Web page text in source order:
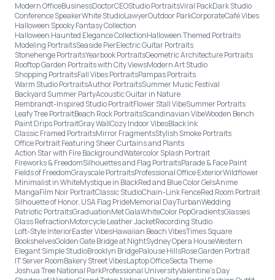
Modern OfficeBusinessDoctorCEOStudio PortraitsViral PackDark Studio
Conference SpeakerWhite StudioLawyerOutdoor ParkCorporateCafé Vibes
Halloween Spooky Fantasy Collection
Halloween Haunted Elegance CollectionHalloween Themed Portraits
Modeling PortraitsSeaside PierElectric Guitar Portraits
Stonehenge PortraitsYearbook PortraitsGeometric Architecture Portraits
Rooftop Garden Portraits with City ViewsModern Art Studio
Shopping PortraitsFall Vibes PortraitsPampas Portraits
Warm Studio PortraitsAuthor PortraitsSummer Music Festival
Backyard Summer PartyAcoustic Guitar in Nature
Rembrandt-Inspired Studio PortraitFlower Stall VibeSummer Portraits
Leafy Tree PortraitBeach Rock PortraitsScandinavian VibeWooden Bench
Paint Drips PortraitGray WallCozy Indoor VibesBlack Ink
Classic Framed PortraitsMirror FragmentsStylish Smoke Portraits
Office Portrait Featuring Sheer Curtains and Plants
Action Star with Fire BackgroundWatercolor Splash Portrait
Fireworks & FreedomSilhouettes and Flag PortraitsParade & Face Paint
Fields of FreedomGrayscale PortraitsProfessional Office ExteriorWildflower
Minimalist in WhiteMystique in BlackRed and Blue Color GelsAnime
MangaFilm Noir PortraitClassic StudioChain-Link FenceRed Room Portrait
Silhouette of Honor, USA Flag PrideMemorial DayTurbanWedding
Patriotic PortraitsGraduationMet GalaWhiteColor PopGradientsGlasses
Glass RefractionMotorcycle Leather JacketRecording Studio
Loft-Style InteriorEaster VibesHawaiian Beach VibesTimes Square
BookshelvesGolden Gate Bridge at NightSydney Opera HouseWestern
Elegant Simple StudioBrooklyn BridgePalouse HillsRose Garden Portrait
IT Server RoomBakery Street VibesLaptop OfficeSecta Theme
Joshua Tree National ParkProfessional UniversityValentine's Day